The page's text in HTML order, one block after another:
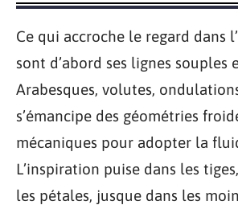
Ce qui accroche le regard dans
sont d’abord ses lignes souples
Arabesques, volutes,
s’émancipe des géométries
mécaniques pour adopter la
L’inspiration puise dans les
les pétales, jusque dans les